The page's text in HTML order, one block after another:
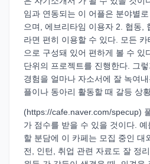
임과 연동되는 이 어플은 분야별
으며, 에브리타임 이용자 2. 협동,
라면 편히 이용할 수 있다. 모든
으로 구성돼 있어 편하게 볼 수 있
단위의 프로젝트를 진행한다. 그
경험을 얼마나 자소서에 잘 녹여
플이나 동아리 활동할 때 갈등 상
(https://cafe.naver.com/specup)
가 점수를 받을 수 있을 것이다. 예
할 분담에 이 카페는 모집 중인 대
전, 인턴, 취업 관련 자료도 잘 정